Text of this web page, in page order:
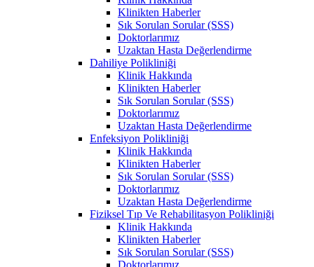
Klinikten Haberler
Sık Sorulan Sorular (SSS)
Doktorlarımız
Uzaktan Hasta Değerlendirme
Dahiliye Polikliniği
Klinik Hakkında
Klinikten Haberler
Sık Sorulan Sorular (SSS)
Doktorlarımız
Uzaktan Hasta Değerlendirme
Enfeksiyon Polikliniği
Klinik Hakkında
Klinikten Haberler
Sık Sorulan Sorular (SSS)
Doktorlarımız
Uzaktan Hasta Değerlendirme
Fiziksel Tıp Ve Rehabilitasyon Polikliniği
Klinik Hakkında
Klinikten Haberler
Sık Sorulan Sorular (SSS)
Doktorlarımız